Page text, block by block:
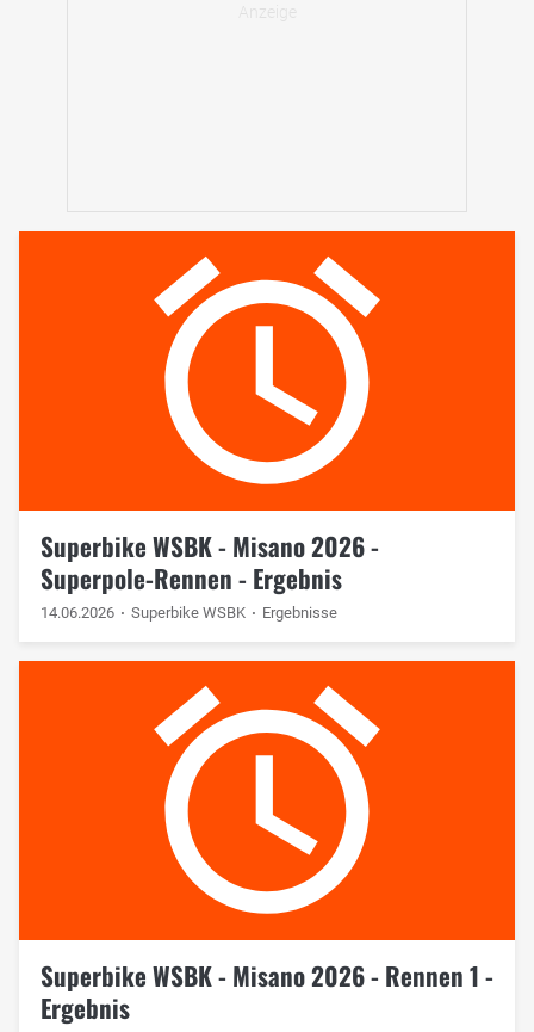
Superbike WSBK - Misano 2026 -
Superpole-Rennen - Ergebnis
14.06.2026 Superbike WSBK Ergebnisse
Superbike WSBK - Misano 2026 - Rennen 1 -
Ergebnis